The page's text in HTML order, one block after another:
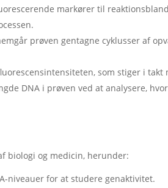
markører til
prøven gentagne cyklusser af
som stiger i
DNA i prøven ved at analysere,
biologi og medicin, herunder:
niveauer for at studere genaktivitet.